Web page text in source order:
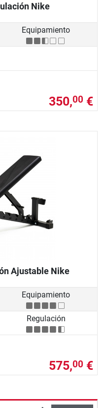
Nike
Equipamiento
350,00 €
Ajustable Nike
Equipamiento
Regulación
575,00 €